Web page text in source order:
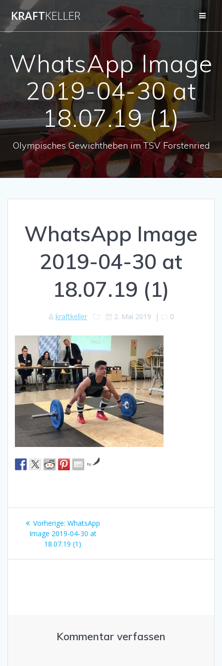
Zum
Inhalt
springen
KRAFTKELLER
WhatsApp Image
2019-04-30 at
18.07.19 (1)
Olympisches Gewichtheben im TSV Forstenried
WhatsApp Image
2019-04-30 at
18.07.19 (1)
kraftkeller 2. Mai 2019 | 0
by
Beitragsnavigation
Vorherige: Vorheriger
Beitrag:
WhatsApp
Image 2019-04-30 at
18.07.19 (1)
Kommentar verfassen